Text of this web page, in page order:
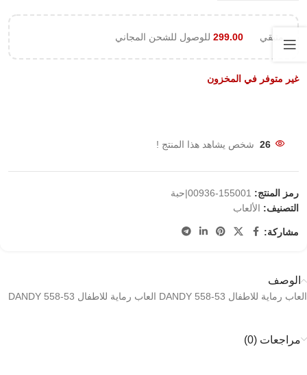
متبقي 299.00 للوصول للشحن المجاني
غير متوفر في المخزون
26 شخص يشاهد هذا المنتج !
رمز المنتج: 155001-00936|حبة
التصنيف: الألعاب
مشاركة:
الوصف
العاب رماية للاطفال DANDY 558-53 العاب رماية للاطفال DANDY 558-53
مراجعات (0)